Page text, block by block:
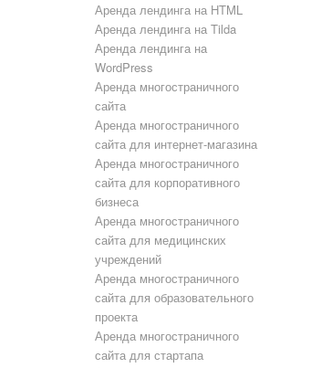
Аренда лендинга на HTML
Аренда лендинга на Tilda
Аренда лендинга на
WordPress
Аренда многостраничного
сайта
Аренда многостраничного
сайта для интернет-магазина
Аренда многостраничного
сайта для корпоративного
бизнеса
Аренда многостраничного
сайта для медицинских
учреждений
Аренда многостраничного
сайта для образовательного
проекта
Аренда многостраничного
сайта для стартапа